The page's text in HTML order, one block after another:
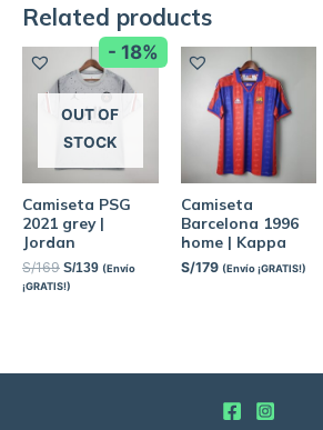
Related products
- 18%
OUT OF
STOCK
Camiseta PSG
2021 grey |
Jordan
S/169 S/139 (Envío
¡GRATIS!)
Camiseta
Barcelona 1996
home | Kappa
S/179 (Envío ¡GRATIS!)